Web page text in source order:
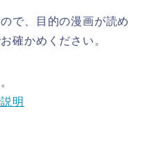
で、目的の漫画が読め
確かめください。
明